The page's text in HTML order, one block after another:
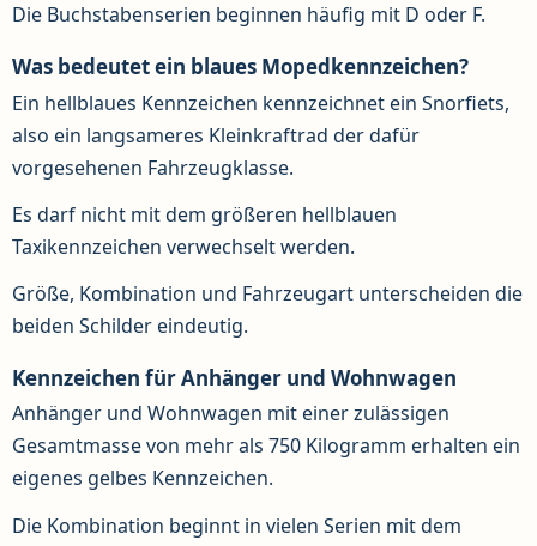
Die Buchstabenserien beginnen häufig mit D oder F.
Was bedeutet ein blaues Mopedkennzeichen?
Ein hellblaues Kennzeichen kennzeichnet ein Snorfiets,
also ein langsameres Kleinkraftrad der dafür
vorgesehenen Fahrzeugklasse.
Es darf nicht mit dem größeren hellblauen
Taxikennzeichen verwechselt werden.
Größe, Kombination und Fahrzeugart unterscheiden die
beiden Schilder eindeutig.
Kennzeichen für Anhänger und Wohnwagen
Anhänger und Wohnwagen mit einer zulässigen
Gesamtmasse von mehr als 750 Kilogramm erhalten ein
eigenes gelbes Kennzeichen.
Die Kombination beginnt in vielen Serien mit dem